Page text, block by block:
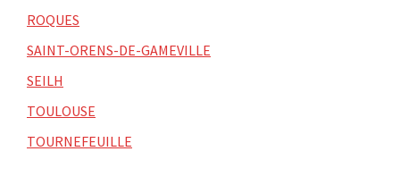
ROQUES
SAINT-ORENS-DE-GAMEVILLE
SEILH
TOULOUSE
TOURNEFEUILLE